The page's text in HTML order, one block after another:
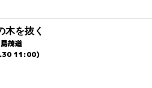
木を抜く
茂道
11:00)